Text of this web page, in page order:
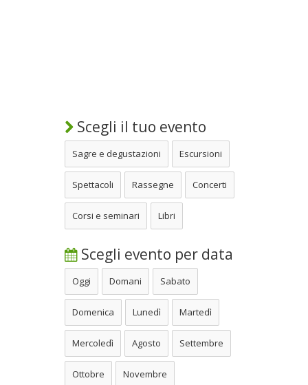
Scegli il tuo evento
Sagre e degustazioni Escursioni
Spettacoli Rassegne Concerti
Corsi e seminari Libri
Scegli evento per data
Oggi Domani Sabato
Domenica Lunedì Martedì
Mercoledì Agosto Settembre
Ottobre Novembre